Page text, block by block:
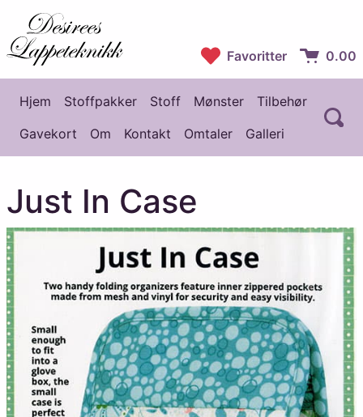
Desirees Lappeteknikk
Favoritter 0.00
Hovedmeny
Hjem Stoffpakker Stoff Mønster
Tilbehør
Gavekort
Om Kontakt Omtaler Galleri
Just In Case